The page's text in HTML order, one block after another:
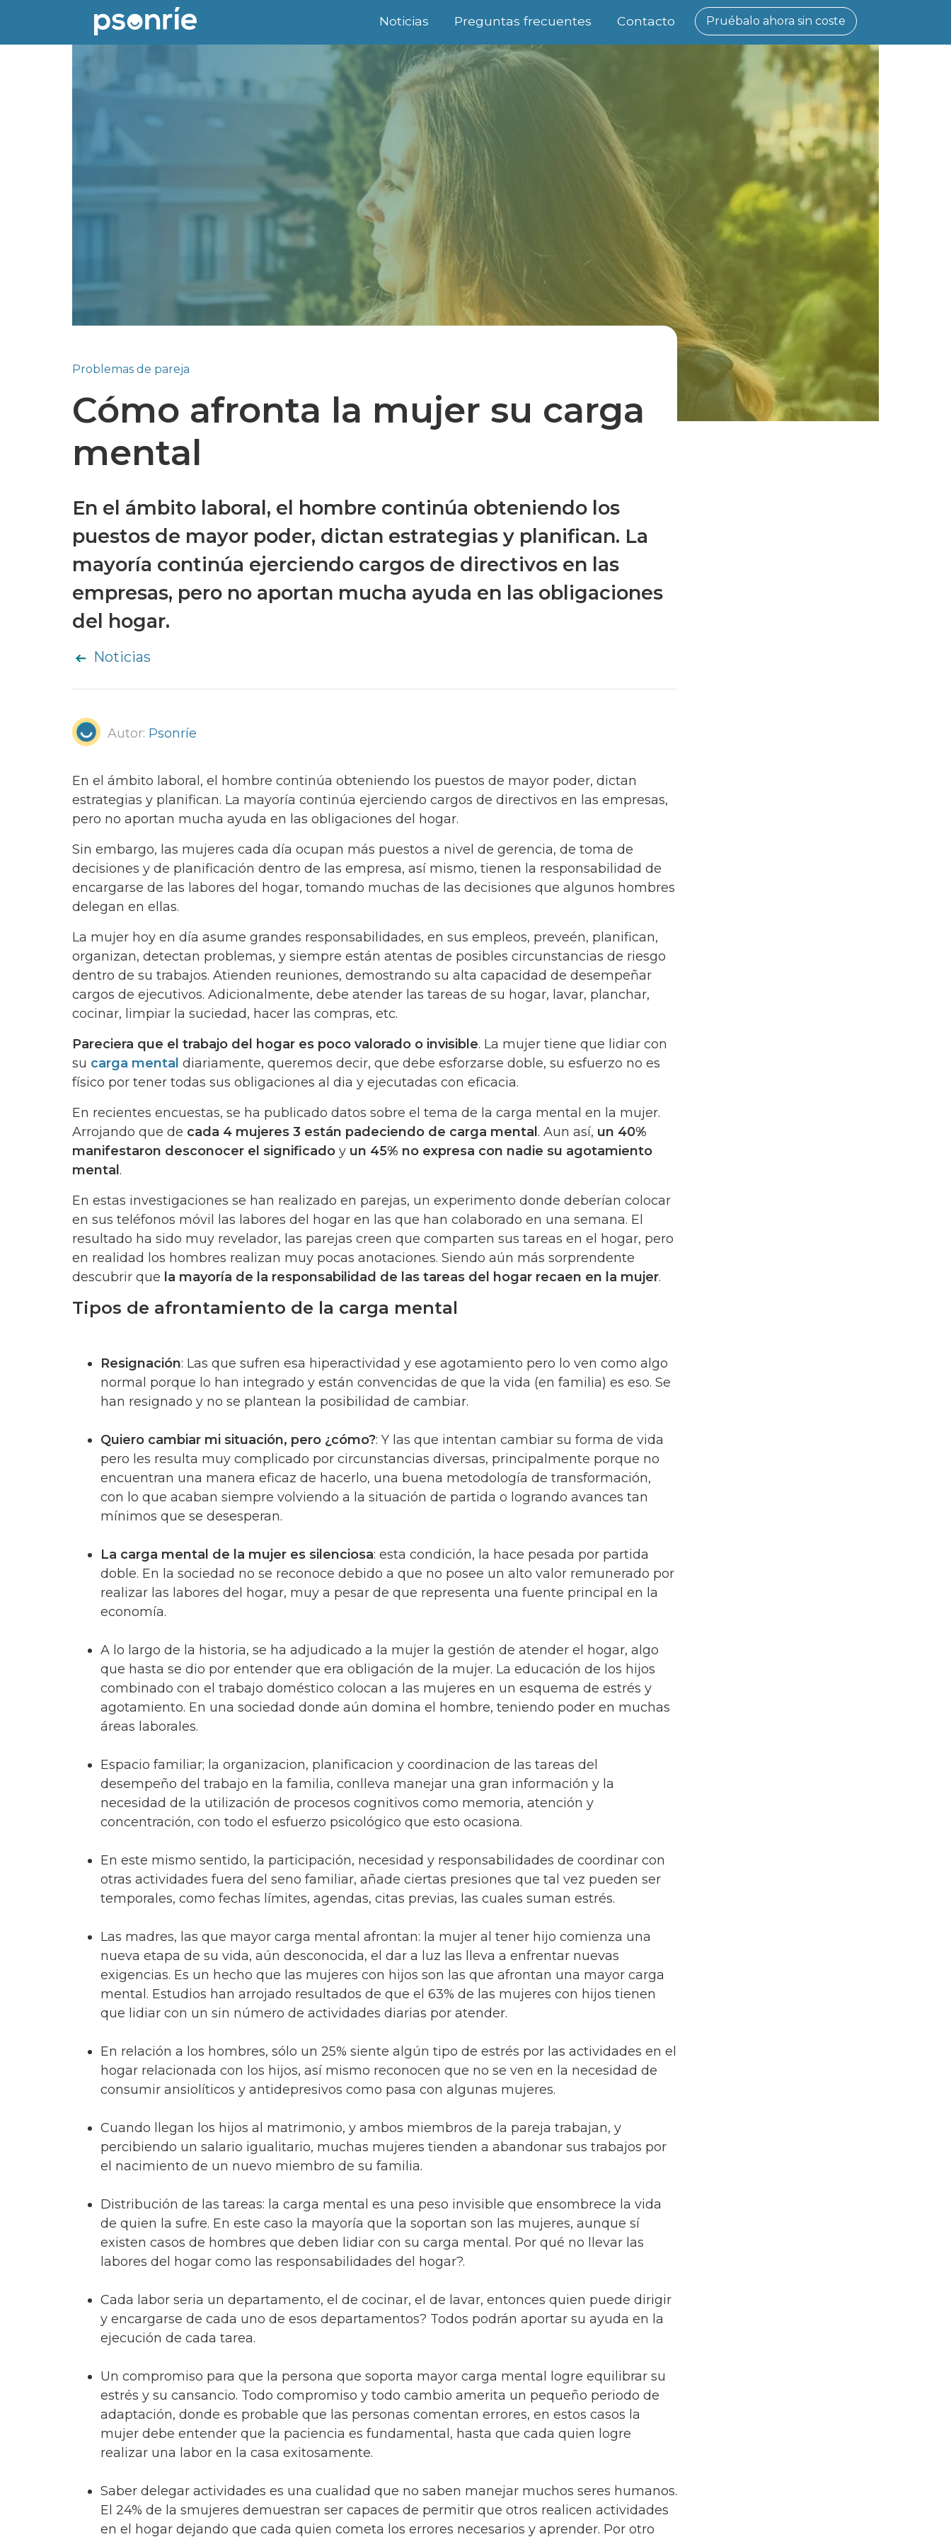
Noticias Preguntas frecuentes Contacto Pruébalo ahora sin coste
Problemas de pareja
Cómo afronta la mujer su carga
mental
En el ámbito laboral, el hombre continúa obteniendo los
puestos de mayor poder, dictan estrategias y planifican. La
mayoría continúa ejerciendo cargos de directivos en las
empresas, pero no aportan mucha ayuda en las obligaciones
del hogar.
Noticias
Autor: Psonríe
En el ámbito laboral, el hombre continúa obteniendo los puestos de mayor poder, dictan
estrategias y planifican. La mayoría continúa ejerciendo cargos de directivos en las empresas,
pero no aportan mucha ayuda en las obligaciones del hogar.
Sin embargo, las mujeres cada día ocupan más puestos a nivel de gerencia, de toma de
decisiones y de planificación dentro de las empresa, así mismo, tienen la responsabilidad de
encargarse de las labores del hogar, tomando muchas de las decisiones que algunos hombres
delegan en ellas.
La mujer hoy en día asume grandes responsabilidades, en sus empleos, preveén, planifican,
organizan, detectan problemas, y siempre están atentas de posibles circunstancias de riesgo
dentro de su trabajos. Atienden reuniones, demostrando su alta capacidad de desempeñar
cargos de ejecutivos. Adicionalmente, debe atender las tareas de su hogar, lavar, planchar,
cocinar, limpiar la suciedad, hacer las compras, etc.
Pareciera que el trabajo del hogar es poco valorado o invisible. La mujer tiene que lidiar con
su carga mental diariamente, queremos decir, que debe esforzarse doble, su esfuerzo no es
físico por tener todas sus obligaciones al dia y ejecutadas con eficacia.
En recientes encuestas, se ha publicado datos sobre el tema de la carga mental en la mujer.
Arrojando que de cada 4 mujeres 3 están padeciendo de carga mental . Aun así, un 40%
manifestaron desconocer el significado y un 45% no expresa con nadie su agotamiento
mental .
En estas investigaciones se han realizado en parejas, un experimento donde deberían colocar
en sus teléfonos móvil las labores del hogar en las que han colaborado en una semana. El
resultado ha sido muy revelador, las parejas creen que comparten sus tareas en el hogar, pero
en realidad los hombres realizan muy pocas anotaciones. Siendo aún más sorprendente
descubrir que la mayoría de la responsabilidad de las tareas del hogar recaen en la mujer.
Tipos de afrontamiento de la carga mental
Resignación: Las que sufren esa hiperactividad y ese agotamiento pero lo ven como algo
normal porque lo han integrado y están convencidas de que la vida (en familia) es eso. Se
han resignado y no se plantean la posibilidad de cambiar.
Quiero cambiar mi situación, pero ¿cómo?: Y las que intentan cambiar su forma de vida
pero les resulta muy complicado por circunstancias diversas, principalmente porque no
encuentran una manera eficaz de hacerlo, una buena metodología de transformación,
con lo que acaban siempre volviendo a la situación de partida o logrando avances tan
mínimos que se desesperan.
La carga mental de la mujer es silenciosa: esta condición, la hace pesada por partida
doble. En la sociedad no se reconoce debido a que no posee un alto valor remunerado por
realizar las labores del hogar, muy a pesar de que representa una fuente principal en la
economía.
A lo largo de la historia, se ha adjudicado a la mujer la gestión de atender el hogar, algo
que hasta se dio por entender que era obligación de la mujer. La educación de los hijos
combinado con el trabajo doméstico colocan a las mujeres en un esquema de estrés y
agotamiento. En una sociedad donde aún domina el hombre, teniendo poder en muchas
áreas laborales.
Espacio familiar; la organizacion, planificacion y coordinacion de las tareas del
desempeño del trabajo en la familia, conlleva manejar una gran información y la
necesidad de la utilización de procesos cognitivos como memoria, atención y
concentración, con todo el esfuerzo psicológico que esto ocasiona.
En este mismo sentido, la participación, necesidad y responsabilidades de coordinar con
otras actividades fuera del seno familiar, añade ciertas presiones que tal vez pueden ser
temporales, como fechas límites, agendas, citas previas, las cuales suman estrés.
Las madres, las que mayor carga mental afrontan: la mujer al tener hijo comienza una
nueva etapa de su vida, aún desconocida, el dar a luz las lleva a enfrentar nuevas
exigencias. Es un hecho que las mujeres con hijos son las que afrontan una mayor carga
mental. Estudios han arrojado resultados de que el 63% de las mujeres con hijos tienen
que lidiar con un sin número de actividades diarias por atender.
En relación a los hombres, sólo un 25% siente algún tipo de estrés por las actividades en el
hogar relacionada con los hijos, así mismo reconocen que no se ven en la necesidad de
consumir ansiolíticos y antidepresivos como pasa con algunas mujeres.
Cuando llegan los hijos al matrimonio, y ambos miembros de la pareja trabajan, y
percibiendo un salario igualitario, muchas mujeres tienden a abandonar sus trabajos por
el nacimiento de un nuevo miembro de su familia.
Distribución de las tareas: la carga mental es una peso invisible que ensombrece la vida
de quien la sufre. En este caso la mayoría que la soportan son las mujeres, aunque sí
existen casos de hombres que deben lidiar con su carga mental. Por qué no llevar las
labores del hogar como las responsabilidades del hogar?.
Cada labor seria un departamento, el de cocinar, el de lavar, entonces quien puede dirigir
y encargarse de cada uno de esos departamentos? Todos podrán aportar su ayuda en la
ejecución de cada tarea.
Un compromiso para que la persona que soporta mayor carga mental logre equilibrar su
estrés y su cansancio. Todo compromiso y todo cambio amerita un pequeño periodo de
adaptación, donde es probable que las personas comentan errores, en estos casos la
mujer debe entender que la paciencia es fundamental, hasta que cada quien logre
realizar una labor en la casa exitosamente.
Saber delegar actividades es una cualidad que no saben manejar muchos seres humanos.
El 24% de la smujeres demuestran ser capaces de permitir que otros realicen actividades
en el hogar dejando que cada quien cometa los errores necesarios y aprender. Por otro